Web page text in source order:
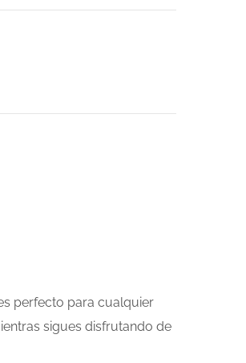
perfecto para cualquier
sigues disfrutando de